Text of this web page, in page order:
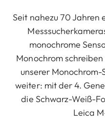
Seit nahezu 70 Jahren
monochrome
Monochrom
unserer
weiter: mit der 4.
die Schwarz-Weiß-
Leica